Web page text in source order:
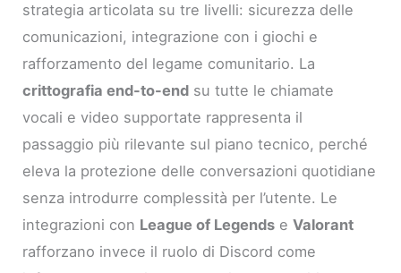
strategia articolata su tre livelli: sicurezza delle
comunicazioni, integrazione con i giochi e
rafforzamento del legame comunitario. La
crittografia end-to-end su tutte le chiamate
vocali e video supportate rappresenta il
passaggio più rilevante sul piano tecnico, perché
eleva la protezione delle conversazioni quotidiane
senza introdurre complessità per l’utente. Le
integrazioni con League of Legends eValorant
rafforzano invece il ruolo di Discord come